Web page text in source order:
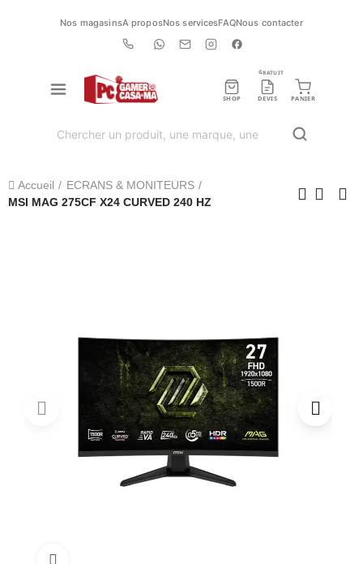
Nos magasinsA proposNos servicesFAQNous contacter
SHOP DEVIS
GRATUIT
PANIER
Accueil
ECRANS & MONITEURS
MSI MAG 275CF X24 CURVED 240 HZ